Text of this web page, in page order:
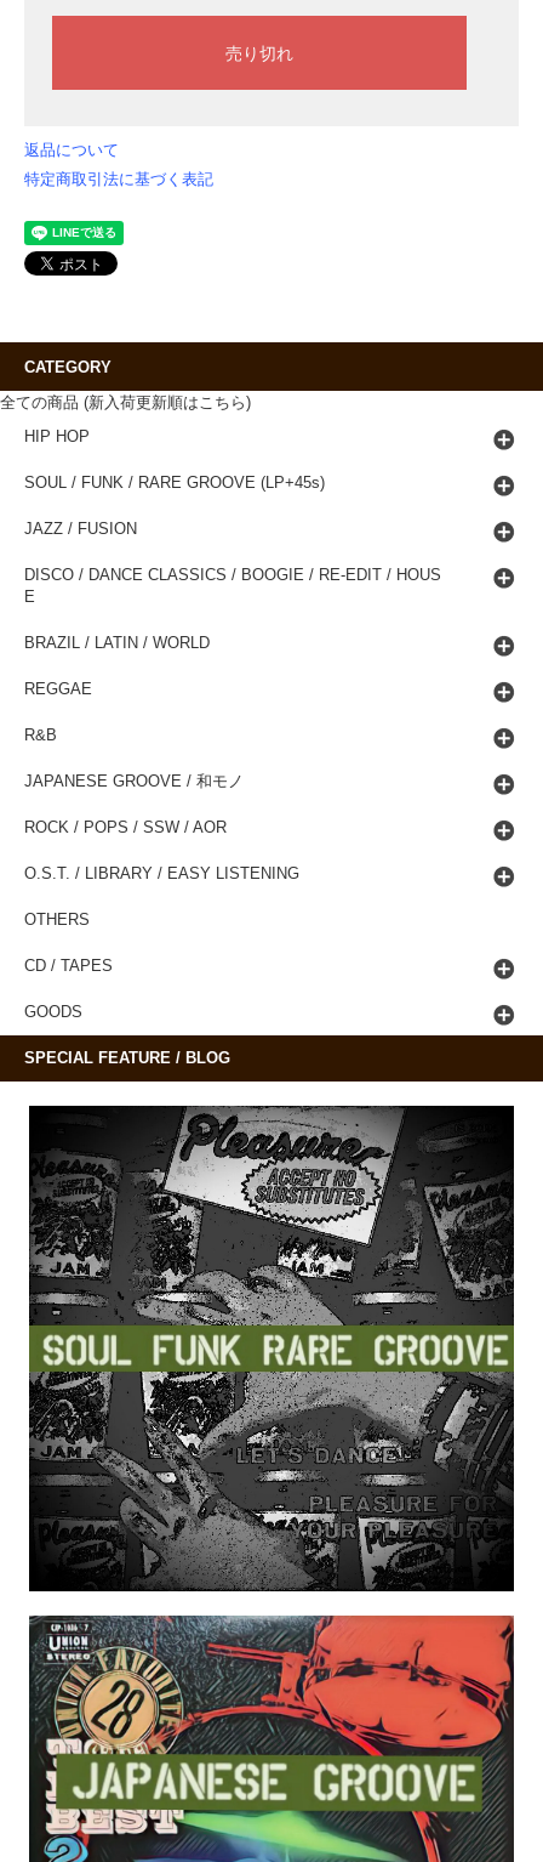
返品について
特定商取引法に基づく表記
CATEGORY
全ての商品 (新入荷更新順はこちら)
HIP HOP
SOUL / FUNK / RARE GROOVE (LP+45s)
JAZZ / FUSION
DISCO / DANCE CLASSICS / BOOGIE / RE-EDIT / HOUS
E
BRAZIL / LATIN / WORLD
REGGAE
R&B
JAPANESE GROOVE / 和モノ
ROCK / POPS / SSW / AOR
O.S.T. / LIBRARY / EASY LISTENING
OTHERS
CD / TAPES
GOODS
SPECIAL FEATURE / BLOG